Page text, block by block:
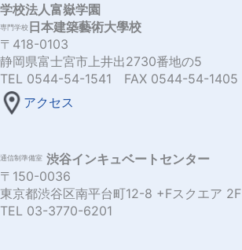
学校法人富嶽学園
専門学校日本建築藝術大學校
〒418-0103
静岡県富士宮市上井出2730番地の5
TEL 0544-54-1541 FAX 0544-54-1405
アクセス
通信制準備室 渋谷インキュベートセンター
〒150-0036
東京都渋谷区南平台町12-8 +Fスクエア 2F
TEL 03-3770-6201